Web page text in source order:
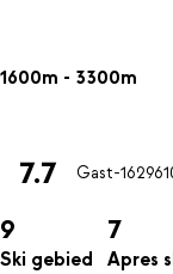
1600m - 3300m
7.7 Gast-16296
9
Ski gebied
7
Apres